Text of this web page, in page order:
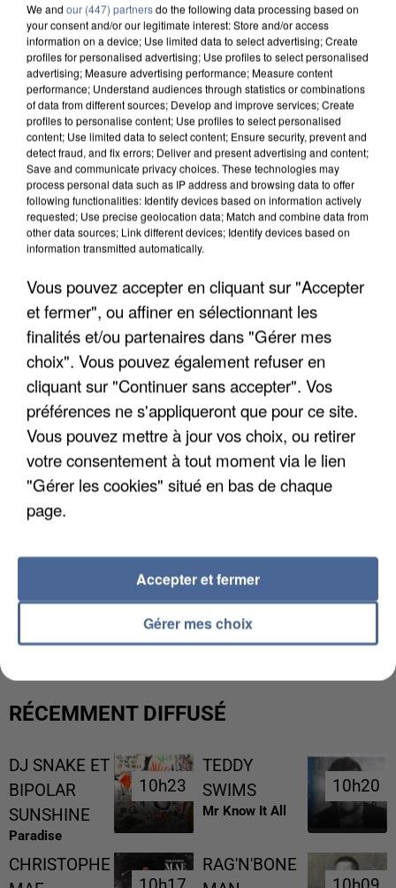
UNE TOURISTE DE L’OISE EMPORTÉE PAR UNE
COULÉE DE BOUE EN HAUTE-SAVOIE
LES DONNÉES DE 300 000 CLIENTS DÉROBÉES À
INTERMARCHÉ APRÈS UNE...
RÉCEMMENT DIFFUSÉ
DJ SNAKE ET
BIPOLAR
SUNSHINE
Paradise
10h23
10h23
TEDDY
SWIMS
Mr Know It All
10h20
10h20
CHRISTOPHE
RAG'N'BONE
We and our (447) partnersdo the following data processing based on
your consent and/or our legitimate interest: Store and/or access
information on a device; Use limited data to select advertising; Create
profiles for personalised advertising; Use profiles to select personalised
advertising; Measure advertising performance; Measure content
performance; Understand audiences through statistics or combinations
of data from different sources; Develop and improve services; Create
profiles to personalise content; Use profiles to select personalised
content; Use limited data to select content; Ensure security, prevent and
detect fraud, and fix errors; Deliver and present advertising and content;
Save and communicate privacy choices. These technologies may
process personal data such as IP address and browsing data to offer
following functionalities: Identify devices based on information actively
requested; Use precise geolocation data; Match and combine data from
other data sources; Link different devices; Identify devices based on
information transmitted automatically.
Vous pouvez accepter en cliquant sur "Accepter
et fermer", ou affiner en sélectionnant les
finalités et/ou partenaires dans "Gérer mes
choix". Vous pouvez également refuser en
cliquant sur "Continuer sans accepter". Vos
préférences ne s'appliqueront que pour ce site.
Vous pouvez mettre à jour vos choix, ou retirer
votre consentement à tout moment via le lien
"Gérer les cookies" situé en bas de chaque
page.
Gérer mes choix
Accepter et fermer